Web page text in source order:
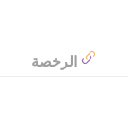
الرخصة